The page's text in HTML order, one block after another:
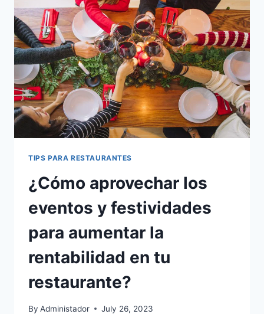
ATRAER
UNA
AUDIENCIA
MÁS
AMPLIA?
TIPS PARA RESTAURANTES
¿Cómo aprovechar los
eventos y festividades
para aumentar la
rentabilidad en tu
restaurante?
By Administador July 26, 2023